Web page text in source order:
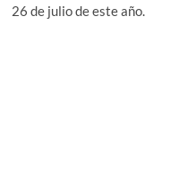
26 de julio de este año.